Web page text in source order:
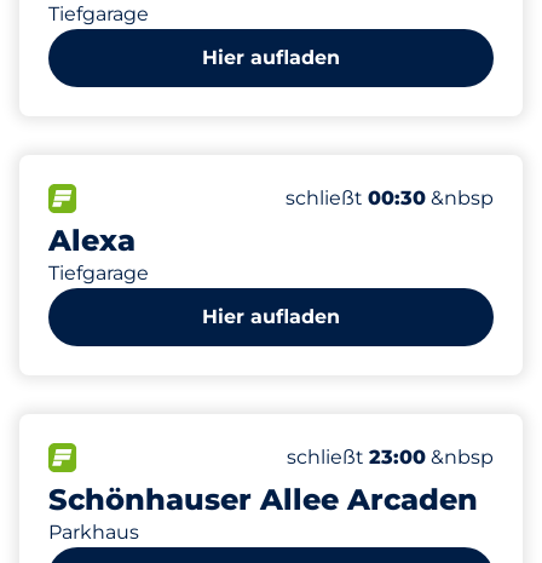
Tiefgarage
Hier aufladen
Alexa
Tiefgarage
FLOW verfügbar&nbspAnzahl der Parkplätze:
Gesamtplätze&nbsp
Frauenparkplätze&nbsp
Stellplätze mit
Donnerstag&nbsp
schließt 00:30 &nbsp
Hier aufladen
Schönhauser Allee Arcaden
Parkhaus
FLOW verfügbar&nbspAnzahl der Parkplätze:
Gesamtplätze&nbsp
Frauenparkplätze&nbsp
Stellplätze mit
Donnerstag&nbsp
schließt 23:00 &nbsp